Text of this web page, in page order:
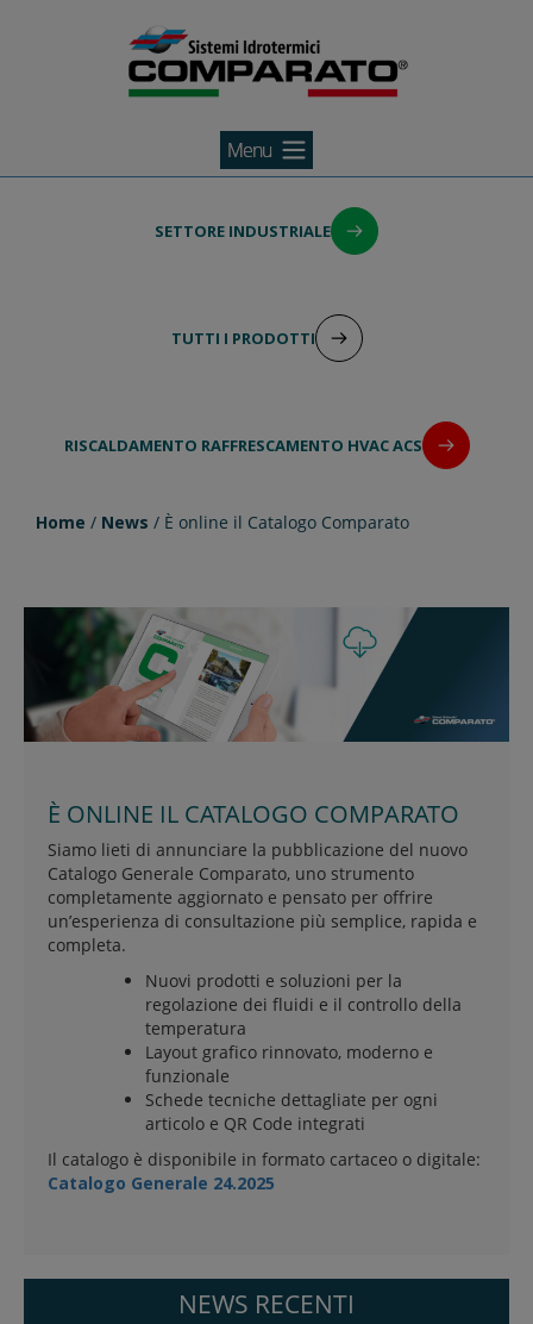
SETTORE INDUSTRIALE
TUTTI I PRODOTTI
RISCALDAMENTO RAFFRESCAMENTO HVAC ACS
Home / News / È online il Catalogo Comparato
È ONLINE IL CATALOGO COMPARATO
Siamo lieti di annunciare la pubblicazione del nuovo
Catalogo Generale Comparato, uno strumento
completamente aggiornato e pensato per offrire
un’esperienza di consultazione più semplice, rapida e
completa.
Nuovi prodotti e soluzioni per la
regolazione dei fluidi e il controllo della
temperatura
Layout grafico rinnovato, moderno e
funzionale
Schede tecniche dettagliate per ogni
articolo e QR Code integrati
Il catalogo è disponibile in formato cartaceo o digitale:
Catalogo Generale 24.2025
NEWS RECENTI